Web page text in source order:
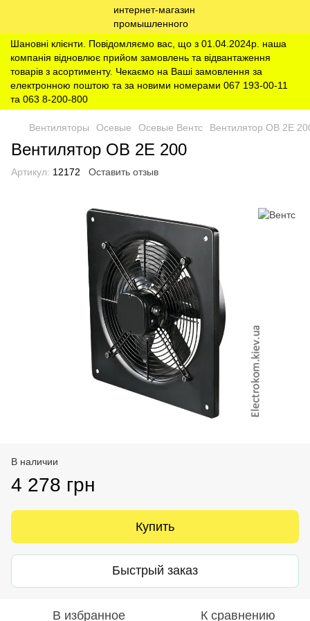
Шановні клієнти. Повідомляємо вас, що з 01.04.2024р. наша
компанія відновлює прийом замовлень та відвантаження
товарів з асортименту. Чекаємо на Ваші замовлення за
електронною поштою та за новими номерами 067 193-00-11
та 063 8-200-800
Вентиляторы Осевые Осевые Вентс Вентилятор ОВ 2Е
Вентилятор ОВ 2Е 200
Артикул: 12172 Оставить отзыв
В наличии
4 278 грн
Купить
Быстрый заказ
В избранное К сравнению